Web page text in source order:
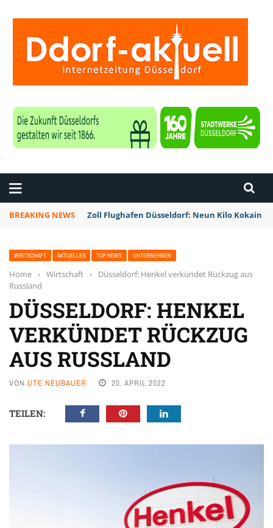
BREAKING NEWS Zoll Flughafen Düsseldorf: Neun Kilo Kokain
WIRTSCHAFT AKTUELLES TOP NEWS UNTERNEHMEN
Home › Wirtschaft ›
Düsseldorf: Henkel verkündet Rückzug aus
Russland
DÜSSELDORF: HENKEL
VERKÜNDET RÜCKZUG
AUS RUSSLAND
VON UTE NEUBAUER 20. APRIL 2022
TEILEN: